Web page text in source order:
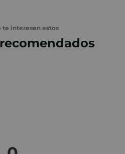
te interesen estos